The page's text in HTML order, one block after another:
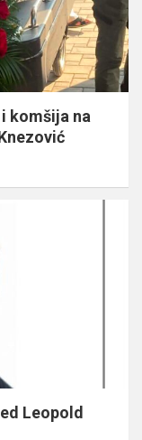
komšija na
Leopold